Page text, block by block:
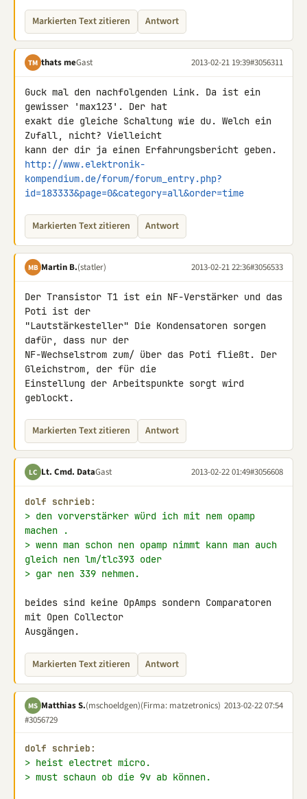
Markierten Text zitieren Antwort
TM thats meGast 2013-02-21 19:39#3056311
Guck mal den nachfolgenden Link. Da ist ein
gewisser 'max123'. Der hat
exakt die gleiche Schaltung wie du. Welch ein
Zufall, nicht? Vielleicht
http://www.elektronik-
kompendium.de/forum/forum_entry.php?
id=183333&page=0&category=all&order=time
Markierten Text zitieren Antwort
MB Martin B.(statler) 2013-02-21 22:36#3056533
Der Transistor T1 ist ein NF-Verstärker und das
Poti ist der
"Lautstärkesteller" Die Kondensatoren sorgen
dafür, dass nur der
NF-Wechselstrom zum/ über das Poti fließt. Der
Gleichstrom, der für die
Einstellung der Arbeitspunkte sorgt wird
geblockt.
Markierten Text zitieren Antwort
LC Lt. Cmd. DataGast 2013-02-22 01:49#3056608
dolf schrieb:
> den vorverstärker würd ich mit nem opamp
machen .
> wenn man schon nen opamp nimmt kann man auch
gleich nen lm/tlc393 oder
> gar nen 339 nehmen.
beides sind keine OpAmps sondern Comparatoren
mit Open Collector
Ausgängen.
Markierten Text zitieren Antwort
MS Matthias S.(mschoeldgen)(Firma: matzetronics) 2013-02-22 07:54
#3056729
dolf schrieb:
> heist electret micro.
> must schaun ob die 9v ab können.